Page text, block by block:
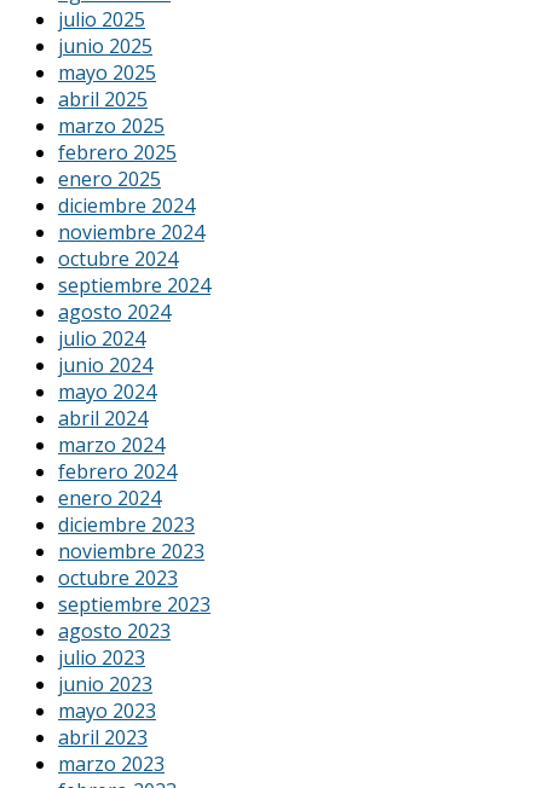
julio 2025
junio 2025
mayo 2025
abril 2025
marzo 2025
febrero 2025
enero 2025
diciembre 2024
noviembre 2024
octubre 2024
septiembre 2024
agosto 2024
julio 2024
junio 2024
mayo 2024
abril 2024
marzo 2024
febrero 2024
enero 2024
diciembre 2023
noviembre 2023
octubre 2023
septiembre 2023
agosto 2023
julio 2023
junio 2023
mayo 2023
abril 2023
marzo 2023